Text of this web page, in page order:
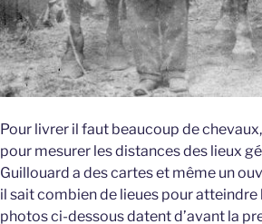
Pour livrer il faut beaucoup de
pour mesurer les distances des lieux
Guillouard a des cartes et même un
il sait combien de lieues pour
photos ci-dessous datent d’avant la